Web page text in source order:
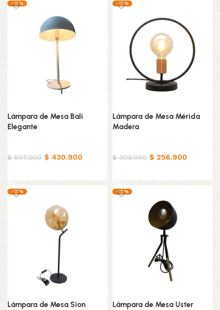
-15%
Lámpara de Mesa Balí
Elegante
$507.000 $ 430.900
-15%
Lámpara de Mesa Mérida
Madera
$303.000 $ 256.900
-15%
Lámpara de Mesa Sion
-15%
Lámpara de Mesa Uster